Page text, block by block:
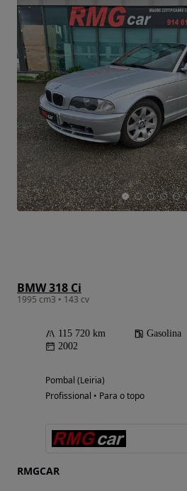
BMW 318 Ci
1995 cm3 • 143 cv
115 720 km Gasolina
2002
Pombal (Leiria)
Profissional • Para o topo
RMGCAR